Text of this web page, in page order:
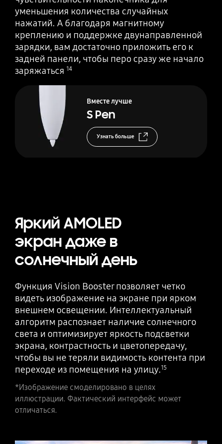
уменьшения количества случайных
нажатий. А благодаря магнитному
креплению и поддержке двунаправленной
зарядки, вам достаточно приложить его к
задней панели, чтобы перо сразу же начало
заряжаться 14
Вместе лучше
S Pen
Узнать больше
Яркий AMOLED
экран даже в
солнечный день
Функция Vision Booster позволяет четко
видеть изображение на экране при ярком
внешнем освещении. Интеллектуальный
алгоритм распознает наличие солнечного
света и оптимизирует яркость подсветки
экрана, контрастность и цветопередачу,
чтобы вы не теряли видимость контента при
переходе из помещения на улицу.15
*Изображение смоделировано в целях
иллюстрации. Фактический интерфейс может
отличаться.